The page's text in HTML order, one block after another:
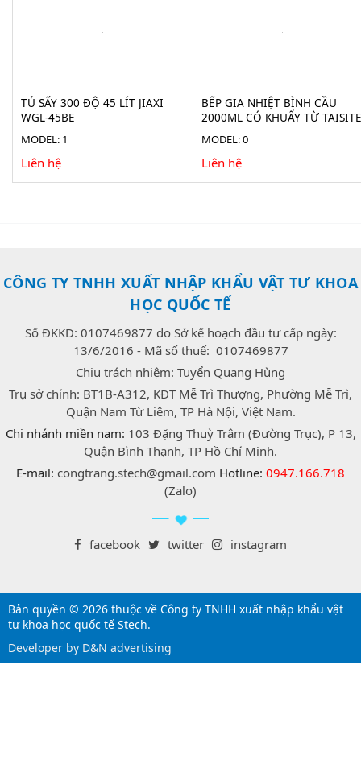
TỦ SẤY 300 ĐỘ 45 LÍT JIAXI
WGL-45BE
MODEL: 1
Liên hệ
BẾP GIA NHIỆT BÌNH CẦU
2000ML CÓ KHUẤY TỪ TAISITE
MODEL: 0
Liên hệ
CÔNG TY TNHH XUẤT NHẬP KHẨU VẬT TƯ KHOA
HỌC QUỐC TẾ
Số ĐKKD: 0107469877 do Sở kế hoạch đầu tư cấp ngày:
13/6/2016 - Mã số thuế: 0107469877
Chịu trách nhiệm: Tuyển Quang Hùng
Trụ sở chính: BT1B-A312, KĐT Mễ Trì Thượng, Phường Mễ Trì,
Quận Nam Từ Liêm, TP Hà Nội, Việt Nam.
Chi nhánh miền nam: 103 Đặng Thuỳ Trâm (Đường Trục), P 13,
Quận Bình Thạnh, TP Hồ Chí Minh.
E-mail: congtrang.stech@gmail.com Hotline: 0947.166.718
(Zalo)
facebook twitter instagram
Bản quyền © 2026 thuộc về Công ty TNHH xuất nhập khẩu vật
tư khoa học quốc tế Stech.
Developer by D&N advertising